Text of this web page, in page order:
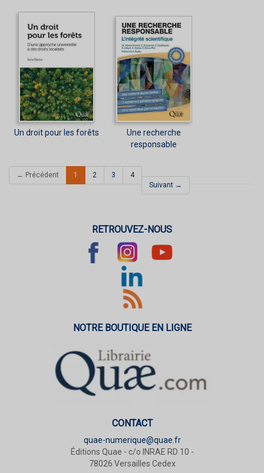
Un droit pour les forêts
Une recherche
responsable
← Précédent 1 (current)
2 3
4
Suivant →
RETROUVEZ-NOUS
NOTRE BOUTIQUE EN LIGNE
CONTACT
quae-numerique@quae.fr
Éditions Quae - c/o INRAE RD 10 -
78026 Versailles Cedex